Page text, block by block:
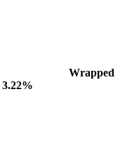
Wrapped
3.22%